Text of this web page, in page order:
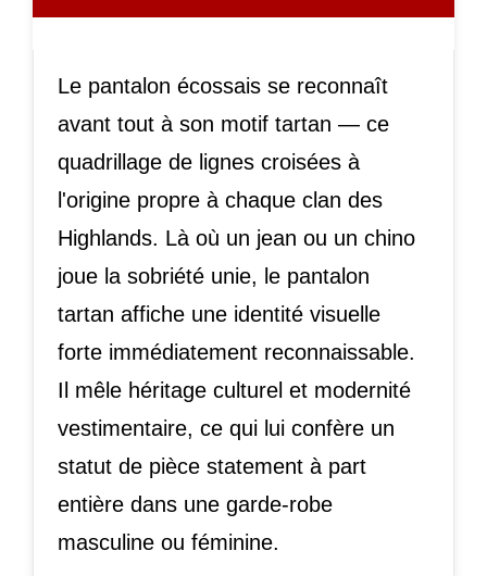
Le pantalon écossais se reconnaît
avant tout à son motif tartan — ce
quadrillage de lignes croisées à
l'origine propre à chaque clan des
Highlands. Là où un jean ou un chino
joue la sobriété unie, le pantalon
tartan affiche une identité visuelle
forte immédiatement reconnaissable.
Il mêle héritage culturel et modernité
vestimentaire, ce qui lui confère un
statut de pièce statement à part
entière dans une garde-robe
masculine ou féminine.